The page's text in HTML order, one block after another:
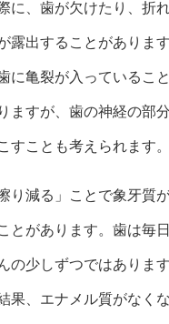
に、歯が欠けたり、折
露出することがありま
に亀裂が入っているこ
ますが、歯の神経の部
すことも考えられます。
り減る」ことで象牙質
とがあります。歯は毎
の少しずつではありま
果、エナメル質がなく